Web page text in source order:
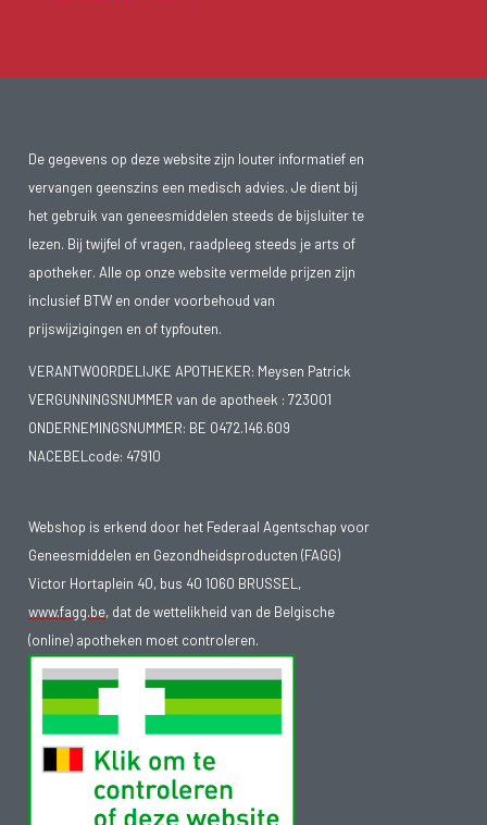
De gegevens op deze website zijn louter informatief en
vervangen geenszins een medisch advies. Je dient bij
het gebruik van geneesmiddelen steeds de bijsluiter te
lezen. Bij twijfel of vragen, raadpleeg steeds je arts of
apotheker. Alle op onze website vermelde prijzen zijn
inclusief BTW en onder voorbehoud van
prijswijzigingen en of typfouten.
VERANTWOORDELIJKE APOTHEKER: Meysen Patrick
VERGUNNINGSNUMMER van de apotheek : 723001
ONDERNEMINGSNUMMER: BE 0472.146.609
NACEBELcode: 47910
Webshop is erkend door het Federaal Agentschap voor
Geneesmiddelen en Gezondheidsproducten (FAGG)
Victor Hortaplein 40, bus 40 1060 BRUSSEL,
www.fagg.be, dat de wettelikheid van de Belgische
(online) apotheken moet controleren.